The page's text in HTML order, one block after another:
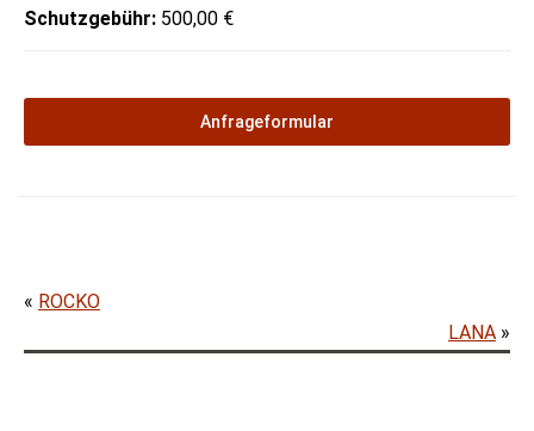
Schutzgebühr: 500,00 €
Anfrageformular
« ROCKO
LANA »